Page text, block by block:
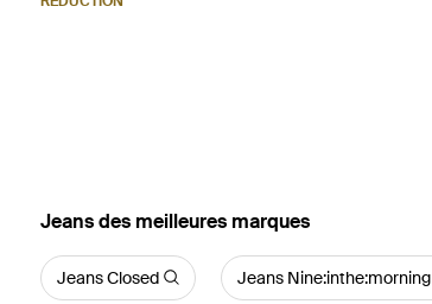
‪Jeans‬ des meilleures marques
Jeans Closed Jeans Nine:inthe:morning